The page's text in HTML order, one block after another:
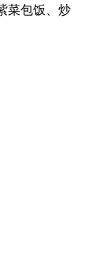
菜包饭、炒